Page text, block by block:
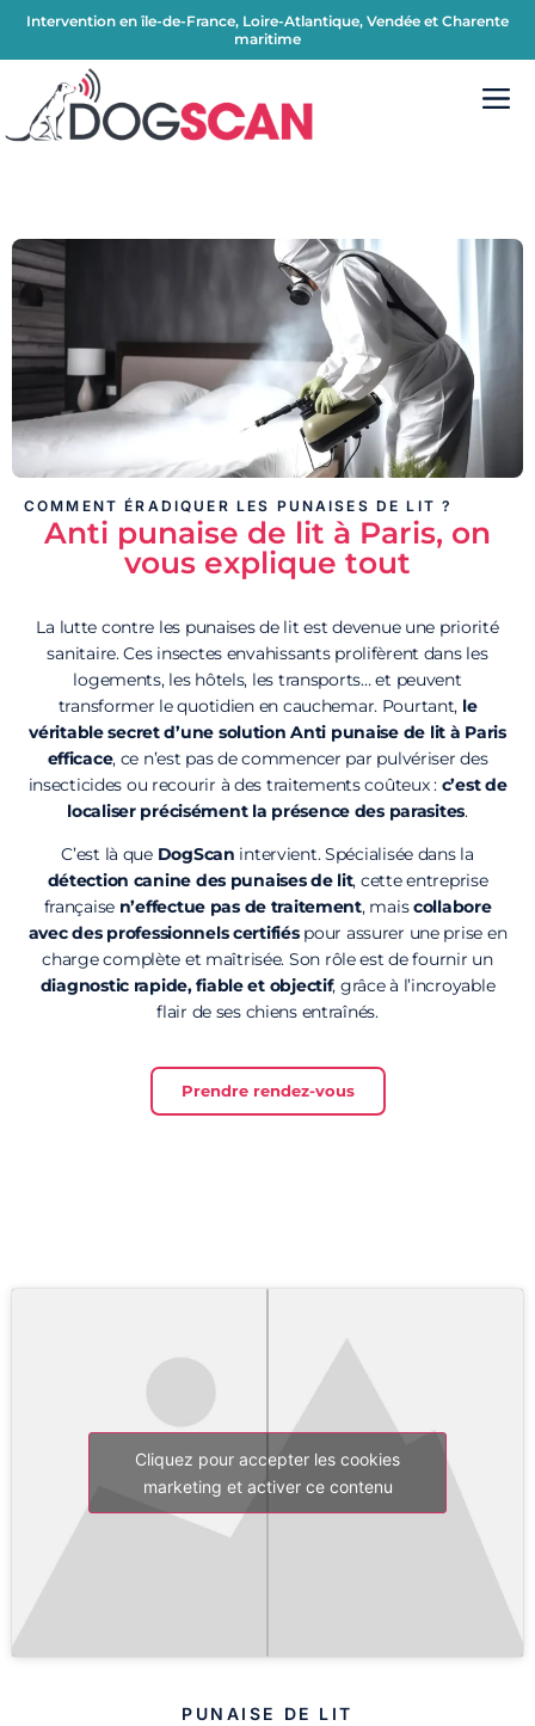
Intervention en île-de-France, Loire-Atlantique, Vendée et Charente
maritime
COMMENT ÉRADIQUER LES PUNAISES DE LIT ?
Anti punaise de lit à Paris, on
vous explique tout
La lutte contre les punaises de lit est devenue une priorité
sanitaire. Ces insectes envahissants prolifèrent dans les
logements, les hôtels, les transports… et peuvent
transformer le quotidien en cauchemar. Pourtant, le
véritable secret d’une solution Anti punaise de lit à Paris
efficace, ce n’est pas de commencer par pulvériser des
insecticides ou recourir à des traitements coûteux : c’est de
localiser précisément la présence des parasites.
C’est là que DogScan intervient. Spécialisée dans la
détection canine des punaises de lit, cette entreprise
française n’effectue pas de traitement, maiscollabore
avec des professionnels certifiéspour assurer une prise en
charge complète et maîtrisée. Son rôle est de fournir un
diagnostic rapide, fiable et objectif, grâce à l’incroyable
flair de ses chiens entraînés.
Prendre rendez-vous
Cliquez pour accepter les cookies
marketing et activer ce contenu
PUNAISE DE LIT